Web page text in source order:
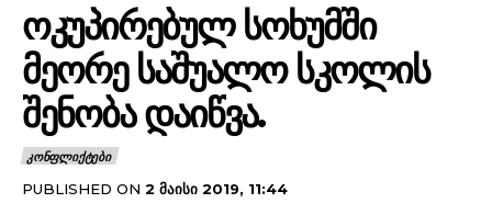
ᲝᲙᲣᲞᲘᲠᲔᲑᲣᲚ ᲡᲝᲮᲣᲛᲨᲘ
ᲛᲔᲝᲠᲔ ᲡᲐᲨᲣᲐᲚᲝ ᲡᲙᲝᲚᲘᲡ
ᲨᲔᲜᲝᲑᲐ ᲓᲐᲘᲬᲕᲐ.
ᲙᲝᲜᲤᲚᲘᲥᲢᲔᲑᲘ
PUBLISHED ON 2 ᲛᲐᲘᲡᲘ 2019, 11:44